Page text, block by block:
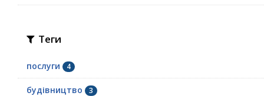
Теги
послуги 4
будівництво 3